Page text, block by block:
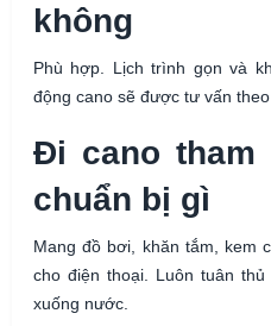
không
Phù hợp. Lịch trình gọn và
động cano sẽ được tư vấn
Đi cano tham
chuẩn bị gì
Mang đồ bơi, khăn tắm, kem
cho điện thoại. Luôn tuân
xuống nước.